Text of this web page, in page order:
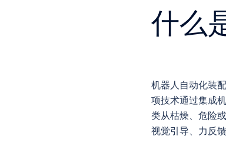
什么
机器人自动化装
项技术通过集成
类从枯燥、危险
视觉引导、力反